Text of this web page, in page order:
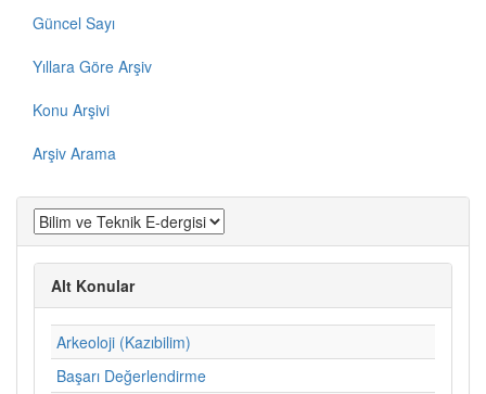
Güncel Sayı
Yıllara Göre Arşiv
Konu Arşivi
Arşiv Arama
Alt Konular
Arkeoloji (Kazıbilim)
Başarı Değerlendirme